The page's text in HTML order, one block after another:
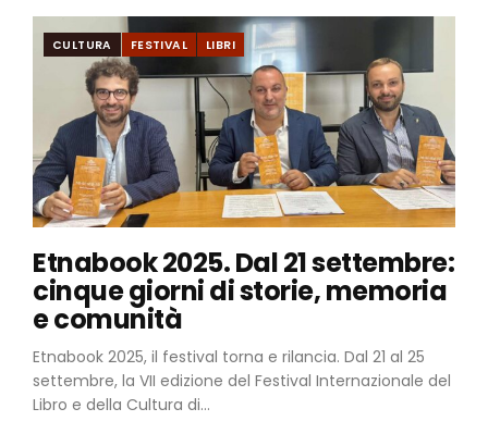
CULTURA FESTIVAL LIBRI
Etnabook 2025. Dal 21 settembre:
cinque giorni di storie, memoria
e comunità
Etnabook 2025, il festival torna e rilancia. Dal 21 al 25
settembre, la VII edizione del Festival Internazionale del
Libro e della Cultura di...